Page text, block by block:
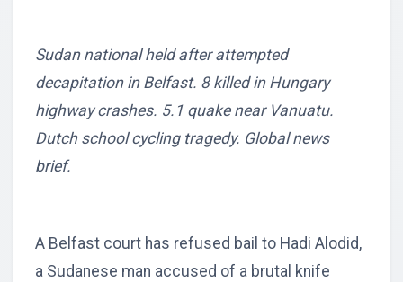
Sudan national held after attempted
decapitation in Belfast. 8 killed in Hungary
highway crashes. 5.1 quake near Vanuatu.
Dutch school cycling tragedy. Global news
brief.
A Belfast court has refused bail to Hadi Alodid,
a Sudanese man accused of a brutal knife